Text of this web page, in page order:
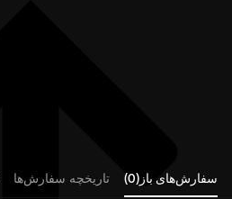
سفارش‌های باز(0) تاریخچه سفارش‌ها